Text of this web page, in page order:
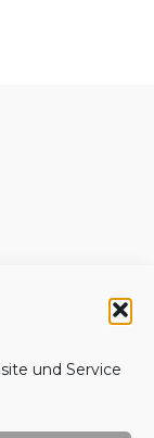
und Service